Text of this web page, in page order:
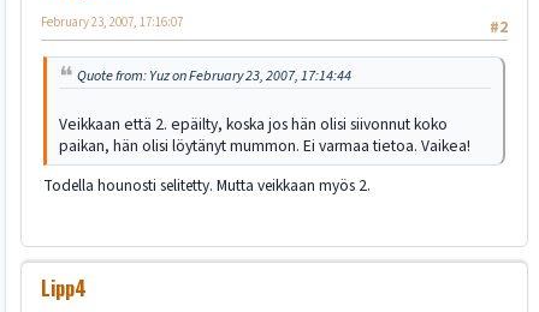
#2
February 23, 2007, 17:16:07
Quote from: Yuz on February 23, 2007, 17:14:44
Veikkaan että 2. epäilty, koska jos hän olisi siivonnut koko
paikan, hän olisi löytänyt mummon. Ei varmaa tietoa. Vaikea!
Todella hounosti selitetty. Mutta veikkaan myös 2.
Lipp4